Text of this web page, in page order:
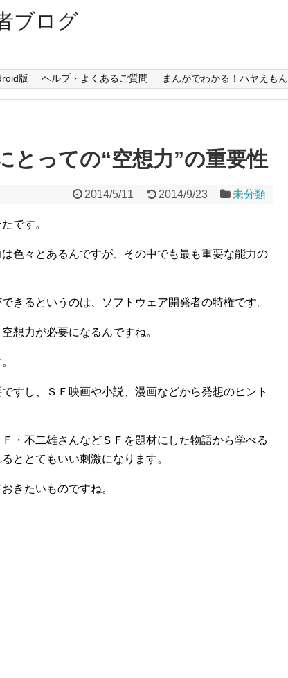
ブログ
版 ヘルプ・よくあるご質問 まんがでわかる！ハヤえもん
とっての“空想力”の重要性
2014/5/11 2014/9/23 未分類
です。
色々とあるんですが、その中でも最も重要な能力の
きるというのは、ソフトウェア開発者の特権です。
想力が必要になるんですね。
すし、ＳＦ映画や小説、漫画などから発想のヒント
・不二雄さんなどＳＦを題材にした物語から学べる
ととてもいい刺激になります。
きたいものですね。